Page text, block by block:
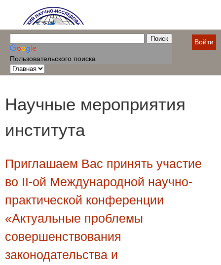
Пользовательского поиска
Войти
Научные мероприятия
института
Приглашаем Вас принять участие
во II-ой Международной научно-
практической конференции
«Актуальные проблемы
совершенствования
законодательства и